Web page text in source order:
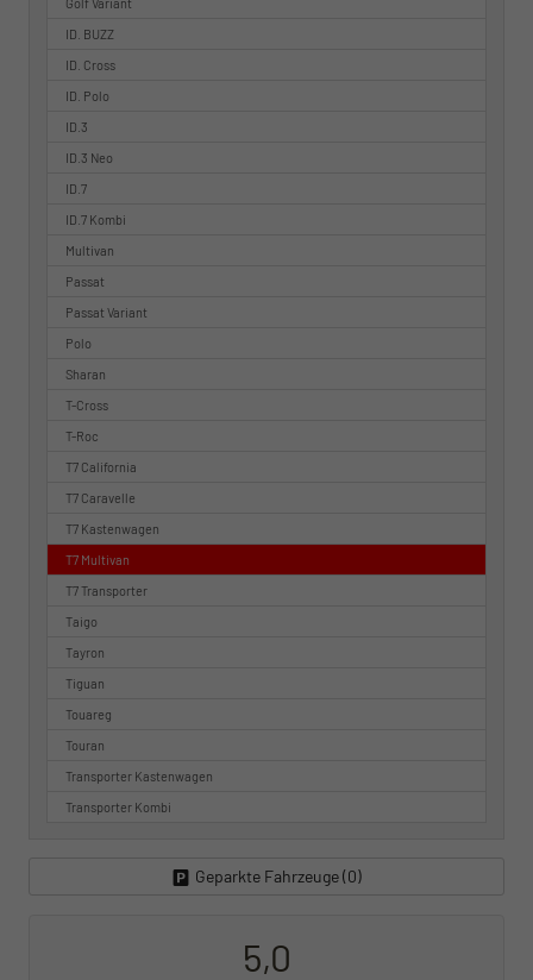
ID. BUZZ
ID. Cross
ID. Polo
ID.3
ID.3 Neo
ID.7
ID.7 Kombi
Multivan
Passat
Passat Variant
Polo
Sharan
T-Cross
T-Roc
T7 California
T7 Caravelle
T7 Kastenwagen
T7 Multivan
T7 Transporter
Taigo
Tayron
Tiguan
Touareg
Touran
Transporter Kastenwagen
Transporter Kombi
Geparkte Fahrzeuge (0)
5,0